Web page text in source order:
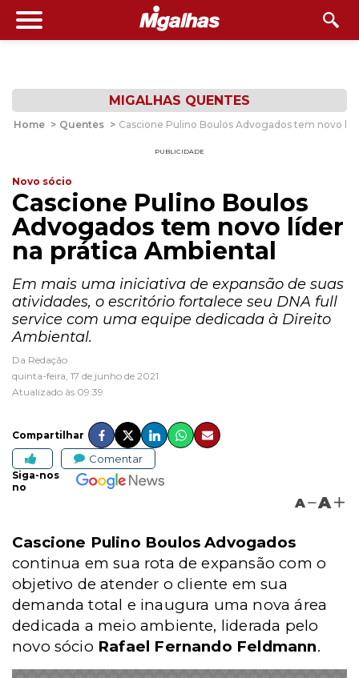
MIGALHAS QUENTES
Home > Quentes > Cascione Pulino Boulos Advogados tem novo
PUBLICIDADE
Novo sócio
Cascione Pulino Boulos
Advogados tem novo líder
na prática Ambiental
Em mais uma iniciativa de expansão de suas
atividades, o escritório fortalece seu DNA full
service com uma equipe dedicada à Direito
Ambiental.
Da Redação
quinta-feira, 17 de junho de 2021
Atualizado às 09:39
Compartilhar
Comentar
Siga-nos
no
A A
Cascione Pulino Boulos Advogados
continua em sua rota de expansão com o
objetivo de atender o cliente em sua
demanda total e inaugura uma nova área
dedicada a meio ambiente, liderada pelo
novo sócio Rafael Fernando Feldmann.